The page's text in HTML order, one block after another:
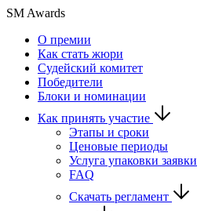
SM Awards
О премии
Как стать жюри
Судейский комитет
Победители
Блоки и номинации
Как принять участие
Этапы и сроки
Ценовые периоды
Услуга упаковки заявки
FAQ
Скачать регламент